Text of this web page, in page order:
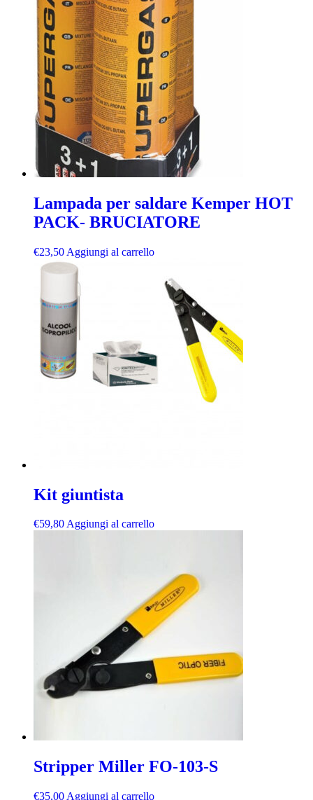
Lampada per saldare Kemper HOT
PACK- BRUCIATORE
€23,50 Aggiungi al carrello
Kit giuntista
€59,80Aggiungi al carrello
Stripper Miller FO-103-S
€35,00 Aggiungi al carrello